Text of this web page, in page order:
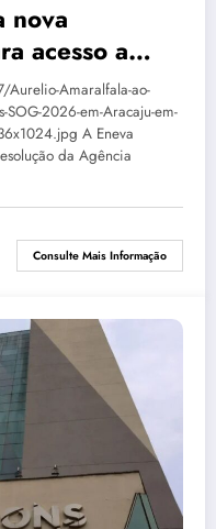
nova
acesso a
Amaralfala-ao-
SOG-2026-em-Aracaju-em-
A Eneva
da Agência
Consulte Mais Informação